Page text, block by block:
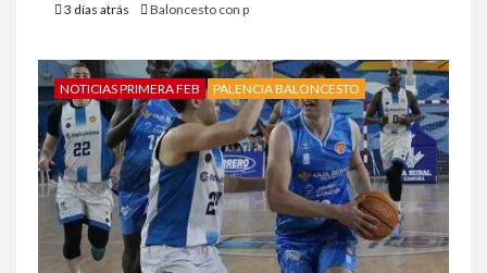
3 días atrás Baloncesto con p
NOTICIAS PRIMERA FEB PALENCIA BALONCESTO